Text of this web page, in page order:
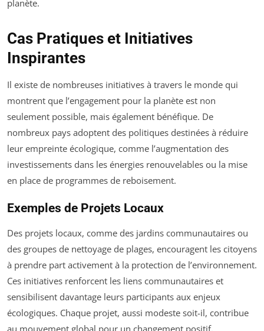
planète.
Cas Pratiques et Initiatives
Inspirantes
Il existe de nombreuses initiatives à travers le monde qui
montrent que l’engagement pour la planète est non
seulement possible, mais également bénéfique. De
nombreux pays adoptent des politiques destinées à réduire
leur empreinte écologique, comme l’augmentation des
investissements dans les énergies renouvelables ou la mise
en place de programmes de reboisement.
Exemples de Projets Locaux
Des projets locaux, comme des jardins communautaires ou
des groupes de nettoyage de plages, encouragent les citoyens
à prendre part activement à la protection de l’environnement.
Ces initiatives renforcent les liens communautaires et
sensibilisent davantage leurs participants aux enjeux
écologiques. Chaque projet, aussi modeste soit-il, contribue